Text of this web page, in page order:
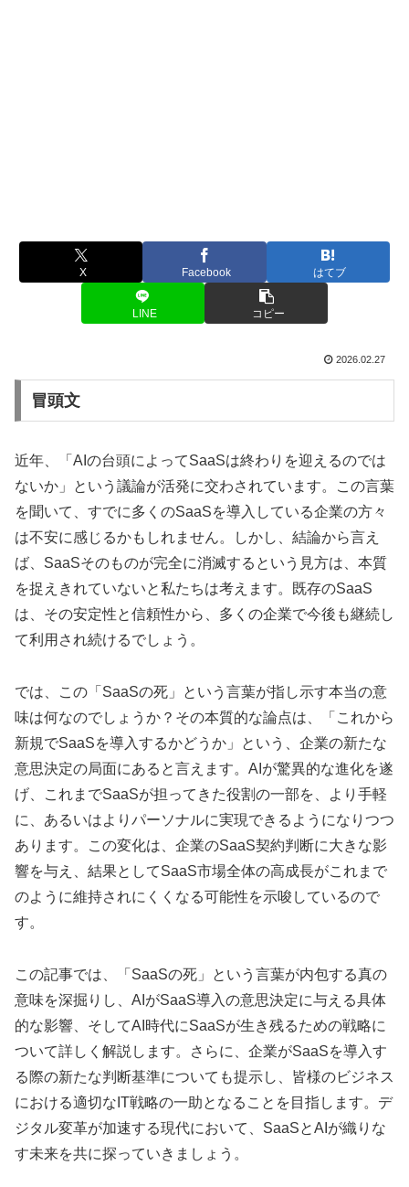
X Facebook はてブ
LINE コピー
2026.02.27
冒頭文
近年、「AIの台頭によってSaaSは終わりを迎えるのでは
ないか」という議論が活発に交わされています。この言葉
を聞いて、すでに多くのSaaSを導入している企業の方々
は不安に感じるかもしれません。しかし、結論から言え
ば、SaaSそのものが完全に消滅するという見方は、本質
を捉えきれていないと私たちは考えます。既存のSaaS
は、その安定性と信頼性から、多くの企業で今後も継続し
て利用され続けるでしょう。
では、この「SaaSの死」という言葉が指し示す本当の意
味は何なのでしょうか？その本質的な論点は、「これから
新規でSaaSを導入するかどうか」という、企業の新たな
意思決定の局面にあると言えます。AIが驚異的な進化を遂
げ、これまでSaaSが担ってきた役割の一部を、より手軽
に、あるいはよりパーソナルに実現できるようになりつつ
あります。この変化は、企業のSaaS契約判断に大きな影
響を与え、結果としてSaaS市場全体の高成長がこれまで
のように維持されにくくなる可能性を示唆しているので
す。
この記事では、「SaaSの死」という言葉が内包する真の
意味を深掘りし、AIがSaaS導入の意思決定に与える具体
的な影響、そしてAI時代にSaaSが生き残るための戦略に
ついて詳しく解説します。さらに、企業がSaaSを導入す
る際の新たな判断基準についても提示し、皆様のビジネス
における適切なIT戦略の一助となることを目指します。デ
ジタル変革が加速する現代において、SaaSとAIが織りな
す未来を共に探っていきましょう。